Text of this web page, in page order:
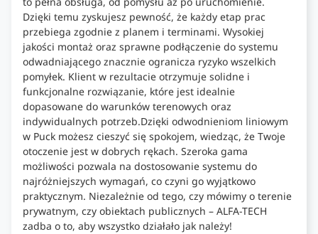
Dzięki temu zyskujesz pewność, że każdy etap prac
przebiega zgodnie z planem i terminami. Wysokiej
jakości montaż oraz sprawne podłączenie do systemu
odwadniającego znacznie ogranicza ryzyko wszelkich
pomyłek. Klient w rezultacie otrzymuje solidne i
funkcjonalne rozwiązanie, które jest idealnie
dopasowane do warunków terenowych oraz
indywidualnych potrzeb.Dzięki odwodnieniom liniowym
w Puck możesz cieszyć się spokojem, wiedząc, że Twoje
otoczenie jest w dobrych rękach. Szeroka gama
możliwości pozwala na dostosowanie systemu do
najróżniejszych wymagań, co czyni go wyjątkowo
praktycznym. Niezależnie od tego, czy mówimy o terenie
prywatnym, czy obiektach publicznych – ALFA-TECH
zadba o to, aby wszystko działało jak należy!